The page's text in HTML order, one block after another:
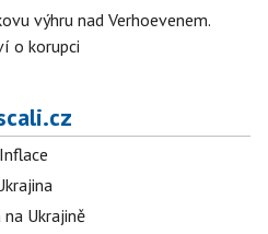
výhru nad Verhoevenem.
o korupci
Inflace
na Ukrajině